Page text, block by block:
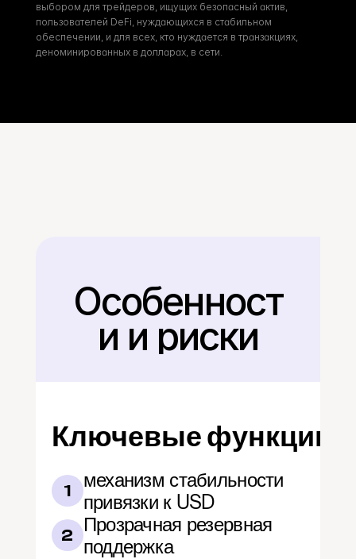
выбором для трейдеров, ищущих безопасный актив,
пользователей DeFi, нуждающихся в стабильном
обеспечении, и для всех, кто нуждается в транзакциях,
деноминированных в долларах, в сети.
Назад
Особенност
и и риски
Ключевые функции
1
механизм стабильности
привязки к USD
2
Прозрачная резервная
поддержка